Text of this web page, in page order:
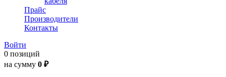
Прайс
Производители
Контакты
Войти
0 позиций
на сумму 0 ₽